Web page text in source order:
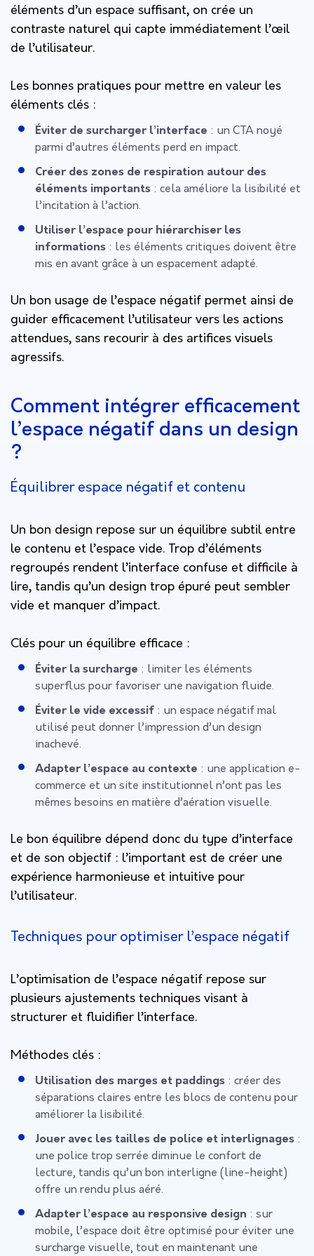
éléments d’un espace suffisant, on crée un
contraste naturelqui capte immédiatement l’œil
de l’utilisateur.
Les bonnes pratiques pour mettre en valeur les
éléments clés :
Éviter de surcharger l’interface : un CTA noyé
parmi d’autres éléments perd en impact.
Créer des zones de respiration autour des
éléments importants : cela améliore la lisibilité et
l’incitation à l’action.
Utiliser l’espace pour hiérarchiser les
informations : les éléments critiques doivent être
mis en avant grâce à un espacement adapté.
Un bon usage de l’espace négatif permet ainsi de
guider efficacement l’utilisateur vers les actions
attendues, sans recourir à des artifices visuels
agressifs.
Comment intégrer efficacement
l’espace négatif dans un design
?
Équilibrer espace négatif et contenu
Un bon design repose sur un équilibre subtil entre
le contenu et l’espace vide. Trop d’éléments
regroupés rendent l’interface confuse et difficile à
lire, tandis qu’un design trop épuré peut sembler
vide et manquer d’impact.
Clés pour un équilibre efficace :
Éviter la surcharge : limiter les éléments
superflus pour favoriser une navigation fluide.
Éviter le vide excessif : un espace négatif mal
utilisé peut donner l’impression d’un design
inachevé.
Adapter l’espace au contexte : une application e-
commerce et un site institutionnel n’ont pas les
mêmes besoins en matière d’aération visuelle.
Le bon équilibre dépend donc du type d’interface
et de son objectif : l’important est de créer une
expérience harmonieuse et intuitive pour
l’utilisateur.
Techniques pour optimiser l’espace négatif
L’optimisation de l’espace négatif repose sur
plusieurs ajustements techniques visant à
structurer et fluidifier l’interface.
Méthodes clés :
Utilisation des marges et paddings : créer des
séparations claires entre les blocs de contenu pour
améliorer la lisibilité.
Jouer avec les tailles de police et interlignages :
une police trop serrée diminue le confort de
lecture, tandis qu’un bon interligne (line-height)
offre un rendu plus aéré.
Adapter l’espace au responsive design : sur
mobile, l’espace doit être optimisé pour éviter une
surcharge visuelle, tout en maintenant une